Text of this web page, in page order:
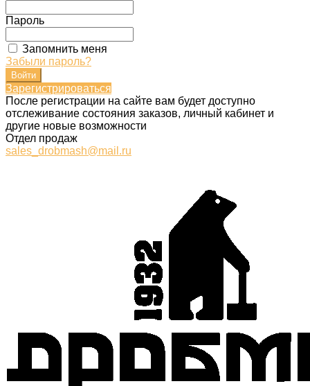
Пароль
Запомнить меня
Забыли пароль?
Зарегистрироваться
После регистрации на сайте вам будет доступно
отслеживание состояния заказов, личный кабинет и
другие новые возможности
Отдел продаж
sales_drobmash@mail.ru